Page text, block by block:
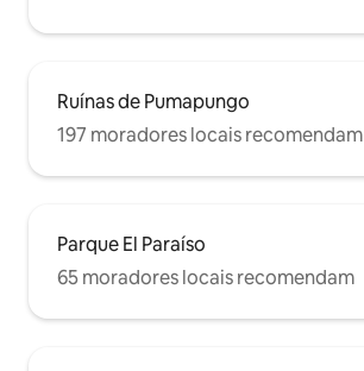
Ruínas de Pumapungo
197 moradores locais recomendam
Parque El Paraíso
65 moradores locais recomendam